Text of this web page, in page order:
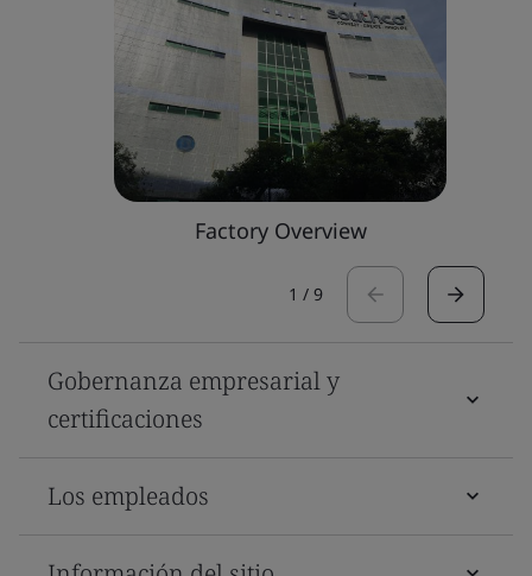
Factory Overview
1 / 9
Gobernanza empresarial y
certificaciones
Los empleados